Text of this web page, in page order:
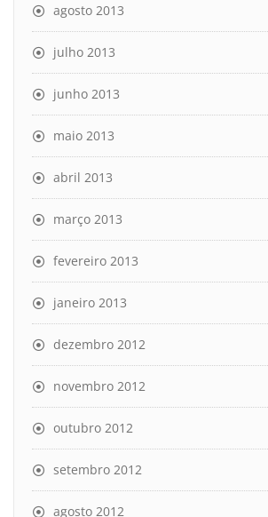
agosto 2013
julho 2013
junho 2013
maio 2013
abril 2013
março 2013
fevereiro 2013
janeiro 2013
dezembro 2012
novembro 2012
outubro 2012
setembro 2012
agosto 2012